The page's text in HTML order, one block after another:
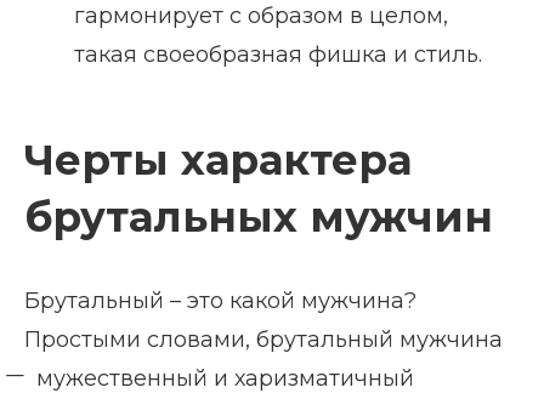
гармонирует с образом в целом,
такая своеобразная фишка и стиль.
Черты характера
брутальных мужчин
Брутальный – это какой мужчина?
Простыми словами, брутальный мужчина
̶ мужественный и харизматичный